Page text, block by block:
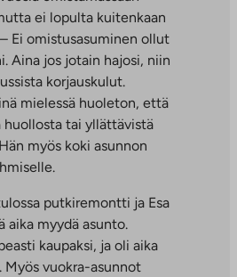
ei lopulta kuitenkaan
Ei omistusasuminen ollut
Aina jos jotain hajosi, niin
korjauskulut.
mielessä huoleton, että
tai yllättävistä
myös koki asunnon
putkiremontti ja Esa
aika myydä asunto.
kaupaksi, ja oli aika
Myös vuokra-asunnot